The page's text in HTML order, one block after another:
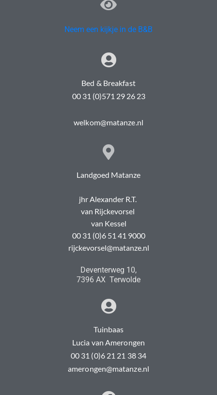
Neem een kijkje in de B&B
Bed & Breakfast
00 31 (0)571 29 26 23
welkom@matanze.nl
Landgoed Matanze
jhr Alexander R.T.
van Rijckevorsel
van Kessel
00 31 (0)6 51 41 9000
rijckevorsel@matanze.nl
Deventerweg 10,
7396 AX Terwolde
Tuinbaas
Lucia van Amerongen
00 31 (0)6 21 21 38 34
amerongen@matanze.nl